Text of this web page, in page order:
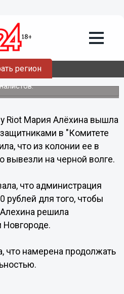
регион
что
арт-
Мария Алехина
Riot Мария Алёхина вышла
в "Комитете
что из колонии ее в
вывезли на черной волге.
что администрация
рублей для того, чтобы
решила
что намерена продолжать